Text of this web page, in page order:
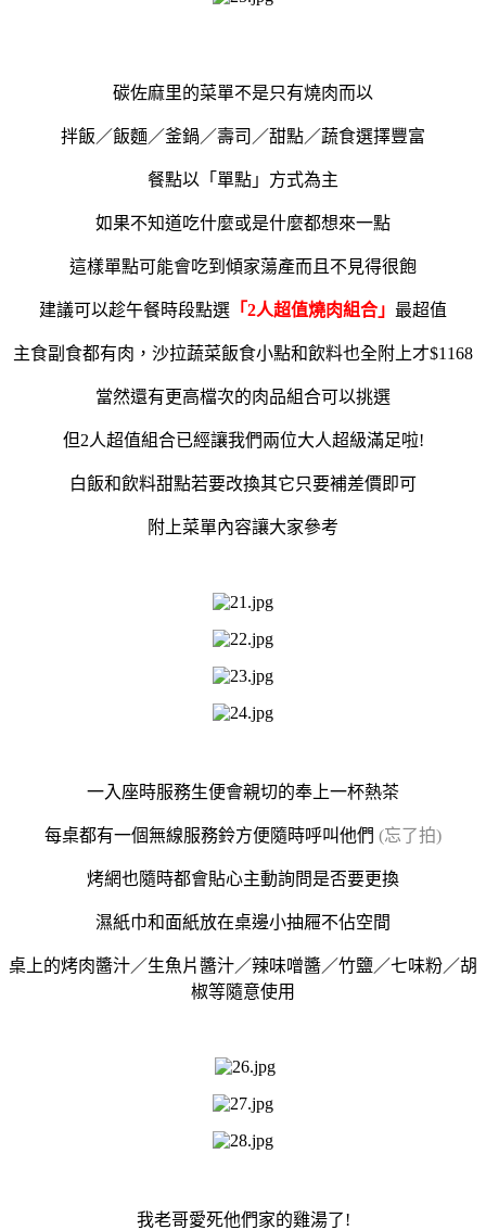
碳佐麻里的菜單不是只有燒肉而以
拌飯／飯麵／釜鍋／壽司／甜點／蔬食選擇豐富
餐點以「單點」方式為主
如果不知道吃什麼或是什麼都想來一點
這樣單點可能會吃到傾家蕩產而且不見得很飽
建議可以趁午餐時段點選 「2人超值燒肉組合」 最超值
主食副食都有肉，沙拉蔬菜飯食小點和飲料也全附上才$1168
當然還有更高檔次的肉品組合可以挑選
但2人超值組合已經讓我們兩位大人超級滿足啦!
白飯和飲料甜點若要改換其它只要補差價即可
附上菜單內容讓大家參考
一入座時服務生便會親切的奉上一杯熱茶
每桌都有一個無線服務鈴方便隨時呼叫他們 (忘了拍)
烤網也隨時都會貼心主動詢問是否要更換
濕紙巾和面紙放在桌邊小抽屜不佔空間
桌上的烤肉醬汁／生魚片醬汁／辣味噌醬／竹鹽／七味粉／胡
椒等隨意使用
我老哥愛死他們家的雞湯了!